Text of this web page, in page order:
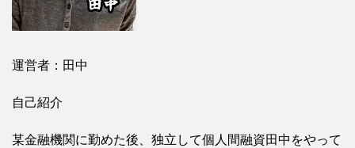
運営者：田中
自己紹介
某金融機関に勤めた後、独立して個人間融資田中をやって